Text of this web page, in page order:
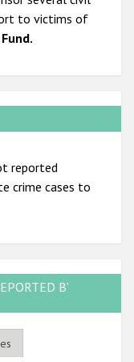
to victims of
reported
crime cases to
BY